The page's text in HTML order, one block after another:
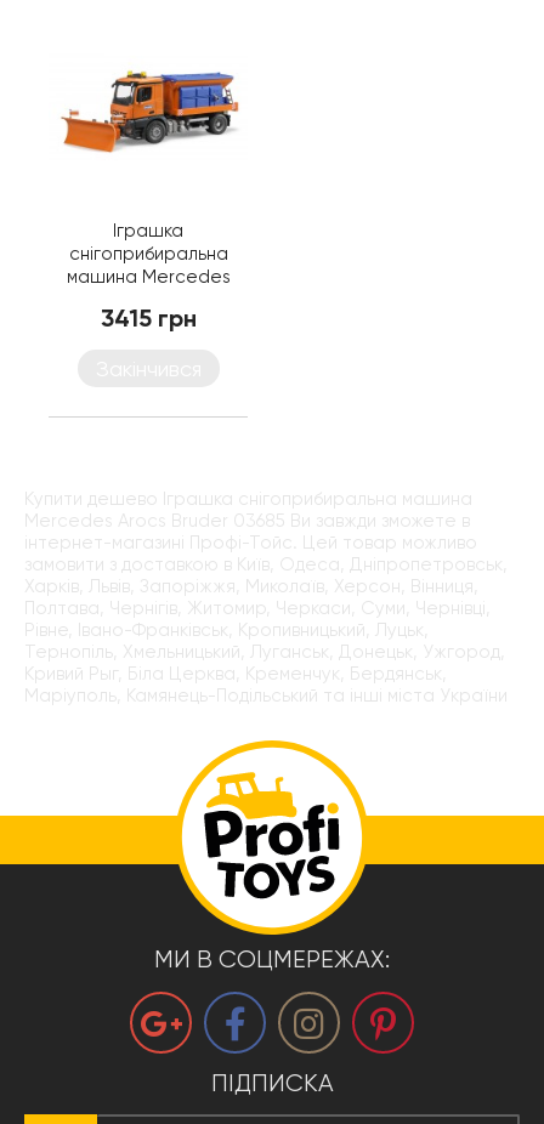
Іграшка
снігоприбиральна
машина Mercedes
3415 грн
Купити дешево Іграшка снігоприбиральна машина
Mercedes Arocs Bruder 03685 Ви завжди зможете в
інтернет-магазині Профі-Тойс. Цей товар можливо
замовити з доставкою в Київ, Одеса, Дніпропетровськ,
Харків, Львів, Запоріжжя, Миколаїв, Херсон, Вінниця,
Полтава, Чернігів, Житомир, Черкаси, Суми, Чернівці,
Рівне, Івано-Франківськ, Кропивницький, Луцьк,
Тернопіль, Хмельницький, Луганськ, Донецьк, Ужгород,
Кривий Рыг, Біла Церква, Кременчук, Бердянськ,
Маріуполь, Камянець-Подільський та інші міста України
МИ В СОЦМЕРЕЖАХ:
ПІДПИСКА